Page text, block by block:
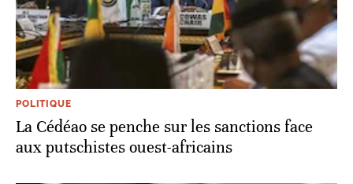
POLITIQUE
La Cédéao se penche sur les sanctions face
aux putschistes ouest-africains